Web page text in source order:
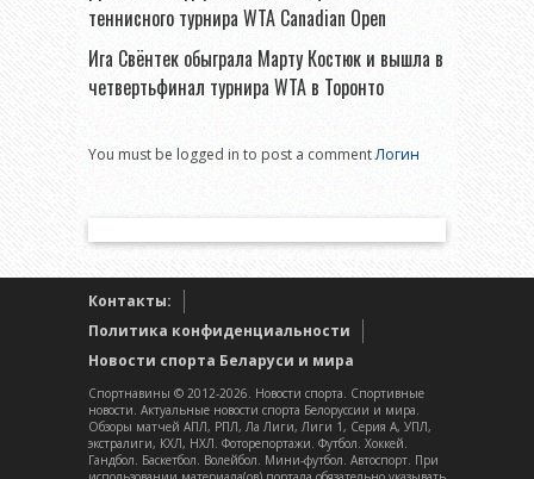
теннисного турнира WTA Canadian Open
Ига Свёнтек обыграла Марту Костюк и вышла в
четвертьфинал турнира WTA в Торонто
You must be logged in to post a commentЛогин
Контакты:
Политика конфиденциальности
Новости спорта Беларуси и мира
Спортнавины © 2012-2026. Новости спорта. Спортивные
новости. Актуальные новости спорта Белоруссии и мира.
Обзоры матчей АПЛ, РПЛ, Ла Лиги, Лиги 1, Серия А, УПЛ,
экстралиги, КХЛ, НХЛ. Фоторепортажи. Футбол. Хоккей.
Гандбол. Баскетбол. Волейбол. Мини-футбол. Автоспорт. При